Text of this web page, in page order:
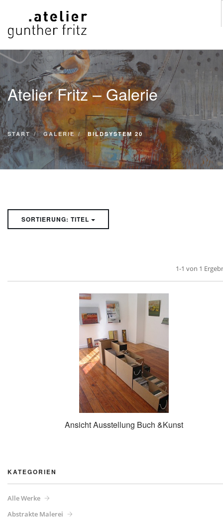
START
WERKE
VITA
KONTAKT
GALERIE
SUCHE
Atelier Fritz – Galerie
START GALERIE BILDSYSTEM 20
SORTIERUNG: TITEL
1-1 von 1
Ansicht Ausstellung Buch &Kunst
KATEGORIEN
Alle Werke
Abstrakte Malerei